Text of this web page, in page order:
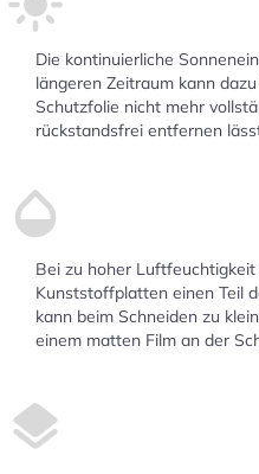
Die kontinuierliche
längeren Zeitraum kann
Schutzfolie nicht mehr
rückstandsfrei entfernen
Bei zu hoher Luftfeuchtigkeit
Kunststoffplatten einen Teil
kann beim Schneiden zu
einem matten Film an der